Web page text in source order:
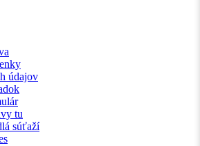
údajov
tu
súťaží